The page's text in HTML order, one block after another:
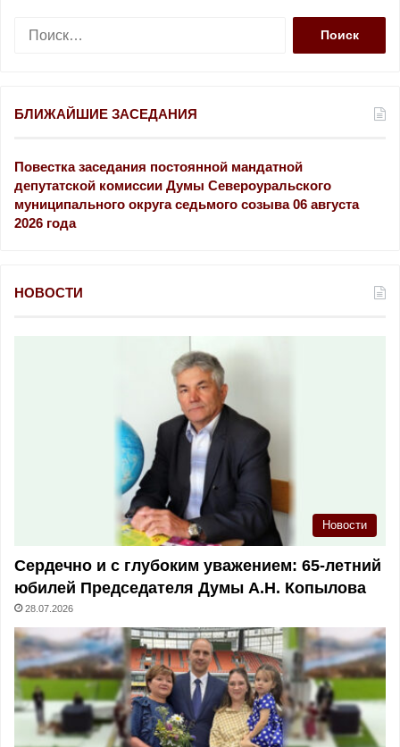
БЛИЖАЙШИЕ ЗАСЕДАНИЯ
Повестка заседания постоянной мандатной
депутатской комиссии Думы Североуральского
муниципального округа седьмого созыва 06 августа
2026 года
НОВОСТИ
Новости
Сердечно и с глубоким уважением: 65-летний
юбилей Председателя Думы А.Н. Копылова
28.07.2026